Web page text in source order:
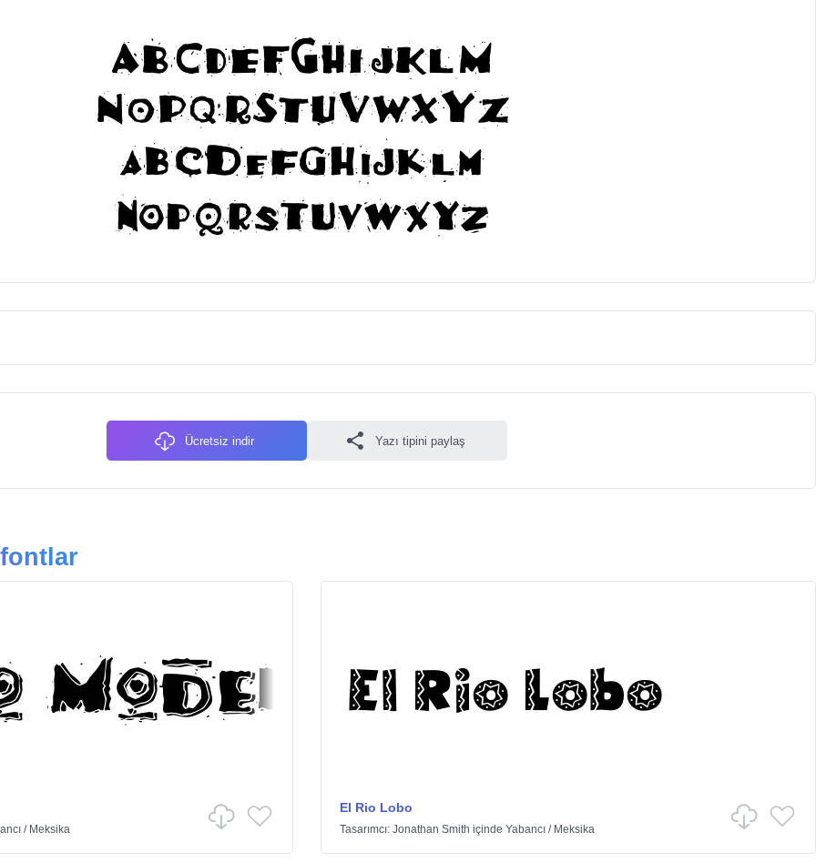
Ücretsiz indir Yazı tipini paylaş
/ Meksika
El Rio Lobo
Tasarımcı: Jonathan Smith içinde Yabancı/ Meksika